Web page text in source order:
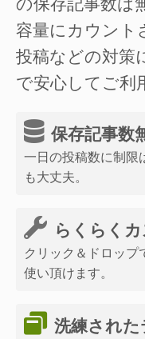
容量にカウント
投稿などの対策
で安心してご利
保存記事数
一日の投稿数に制限
も大丈夫。
らくらく
クリック＆ドロップ
使い頂けます。
洗練された